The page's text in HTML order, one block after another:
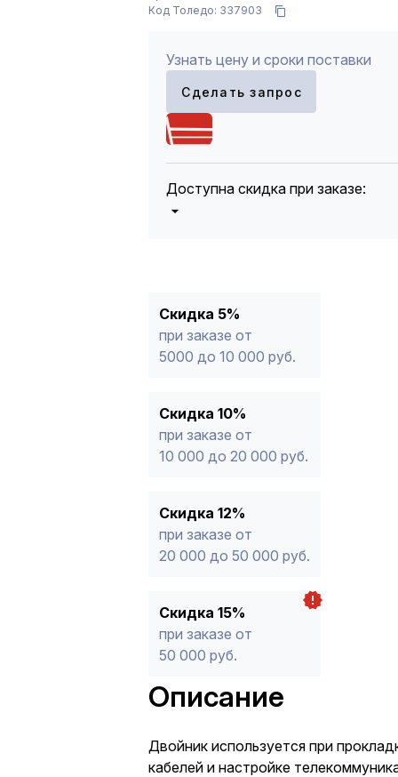
Код Толедо: 337903
Узнать цену и сроки поставки
Сделать запрос
Доступна скидка при заказе:
* -Для заказов, состоящих
продукции, максимальная скидка
Скидка 5%
при заказе от
5000 до 10 000 руб.
Скидка 10%
при заказе от
10 000 до 20 000 руб.
Скидка 12%
при заказе от
20 000 до 50 000 руб.
Скидка 15%
при заказе от
50 000 руб.
Описание
Двойник используется при
кабелей и настройке